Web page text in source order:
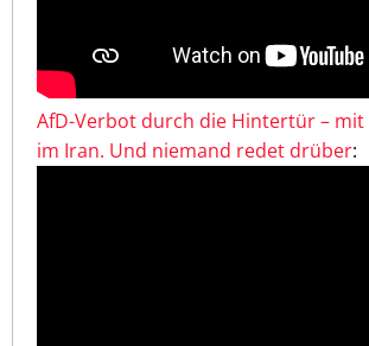
AfD-Verbot durch die Hintertür –
im Iran. Und niemand redet drüber: